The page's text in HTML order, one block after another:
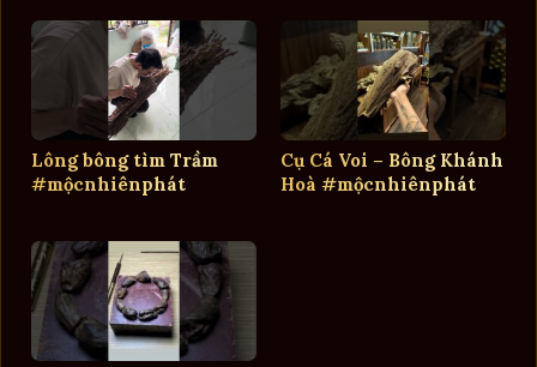
Lông bông tìm Trầm
#mộcnhiênphát
Cụ Cá Voi – Bông Khánh
Hoà #mộcnhiênphát